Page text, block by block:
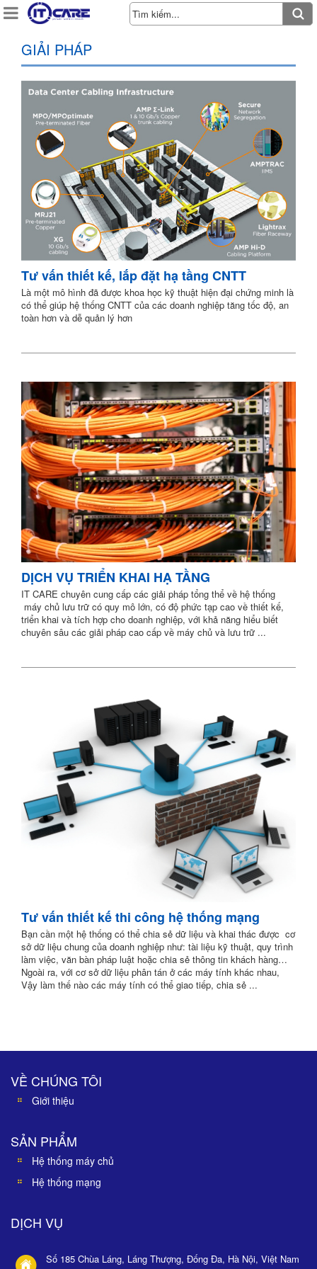
GIẢI PHÁP
Tư vấn thiết kế, lắp đặt hạ tầng CNTT
Là một mô hình đã được khoa học kỹ thuật hiện đại chứng minh là
có thể giúp hệ thống CNTT của các doanh nghiệp tăng tốc độ, an
toàn hơn và dễ quản lý hơn
DỊCH VỤ TRIỂN KHAI HẠ TẦNG
IT CARE chuyên cung cấp các giải pháp tổng thể về hệ thống
máy chủ lưu trữ có quy mô lớn, có độ phức tạp cao về thiết kế,
triển khai và tích hợp cho doanh nghiệp, với khả năng hiểu biết
chuyên sâu các giải pháp cao cấp về máy chủ và lưu trữ ...
Tư vấn thiết kế thi công hệ thống mạng
Bạn cần một hệ thống có thể chia sẻ dữ liệu và khai thác được cơ
sở dữ liệu chung của doanh nghiệp như: tài liệu kỹ thuật, quy trình
làm việc, văn bàn pháp luật hoặc chia sẻ thông tin khách hàng…
Ngoài ra, với cơ sở dữ liệu phân tán ở các máy tính khác nhau,
Vậy làm thế nào các máy tính có thể giao tiếp, chia sẻ ...
VỀ CHÚNG TÔI
Giới thiệu
SẢN PHẨM
Hệ thống máy chủ
Hệ thống mạng
DỊCH VỤ
Số 185 Chùa Láng, Láng Thượng, Đống Đa, Hà Nội, Việt Nam